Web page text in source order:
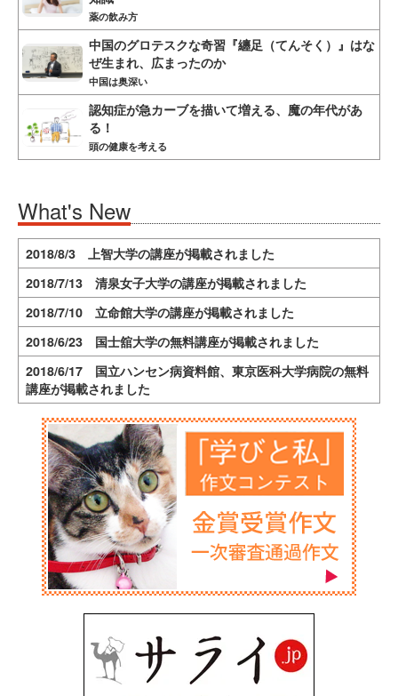
薬の飲み方
中国のグロテスクな奇習『纏足（てんそく）』はな
ぜ生まれ、広まったのか
中国は奥深い
認知症が急カーブを描いて増える、魔の年代があ
る！
頭の健康を考える
What's New
2018/8/3 上智大学の講座が掲載されました
2018/7/13 清泉女子大学の講座が掲載されました
2018/7/10 立命館大学の講座が掲載されました
2018/6/23 国士舘大学の無料講座が掲載されました
2018/6/17 国立ハンセン病資料館、東京医科大学病院の無料
講座が掲載されました